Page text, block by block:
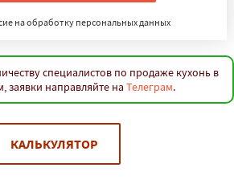
на обработку персональных данных
специалистов по продаже кухонь в
заявки направляйте на Телеграм.
КАЛЬКУЛЯТОР